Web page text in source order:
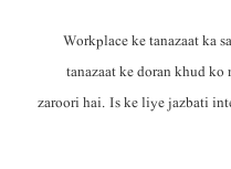
Workplace ke tanazaat ka
tanazaat ke doran khud
zaroori hai. Is ke liye jazbati